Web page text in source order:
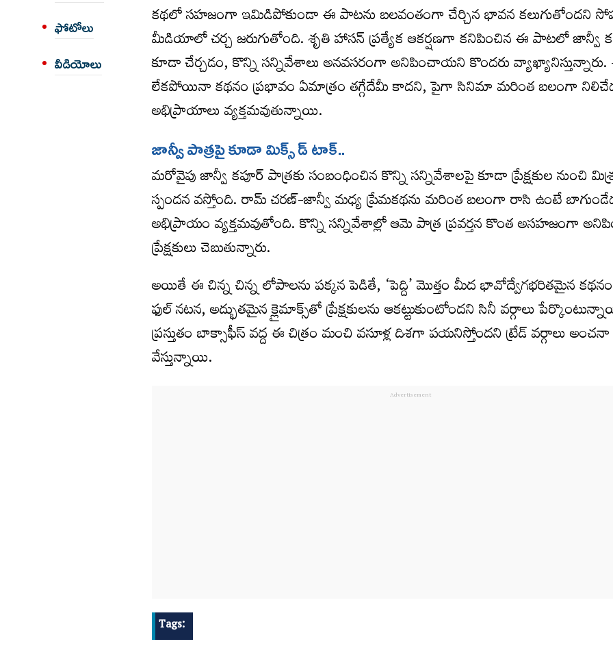
ఫోటోలు
వీడియోలు
కథలో సహజంగా ఇమిడిపోకుండా ఈ పాటను బలవంతంగా చేర్చిన భావన కలుగుతోందని
మీడియాలో చర్చ జరుగుతోంది. శృతి హాసన్ ప్రత్యేక ఆకర్షణగా కనిపించిన ఈ పాటలో జాన్వీ
కూడా చేర్చడం, కొన్ని సన్నివేశాలు అనవసరంగా అనిపించాయని కొందరు
లేకపోయినా కథనం ప్రభావం ఏమాత్రం తగ్గేదేమీ కాదని, పైగా సినిమా మరింత బలంగా
అభిప్రాయాలు వ్యక్తమవుతున్నాయి.
జాన్వీ పాత్ర‌పై కూడా మిక్స్ డ్ టాక్..
మరోవైపు జాన్వీ కపూర్ పాత్రకు సంబంధించిన కొన్ని సన్నివేశాలపై కూడా ప్రేక్షకుల నుంచి
స్పందన వస్తోంది. రామ్ చరణ్-జాన్వీ మధ్య ప్రేమకథను మరింత బలంగా రాసి ఉంటే
అభిప్రాయం వ్యక్తమవుతోంది. కొన్ని సన్నివేశాల్లో ఆమె పాత్ర ప్రవర్తన కొంత అసహజంగా
ప్రేక్షకులు చెబుతున్నారు.
అయితే ఈ చిన్న చిన్న లోపాలను పక్కన పెడితే, ‘పెద్ది’ మొత్తం మీద భావోద్వేగభరితమైన
ఫుల్‌ నటన, అద్భుతమైన క్లైమాక్స్‌తో ప్రేక్షకులను ఆకట్టుకుంటోందని సినీ వర్గాలు
ప్రస్తుతం బాక్సాఫీస్ వద్ద ఈ చిత్రం మంచి వసూళ్ల దిశగా పయనిస్తోందని ట్రేడ్ వర్గాలు అంచనా
వేస్తున్నాయి.
Tags: